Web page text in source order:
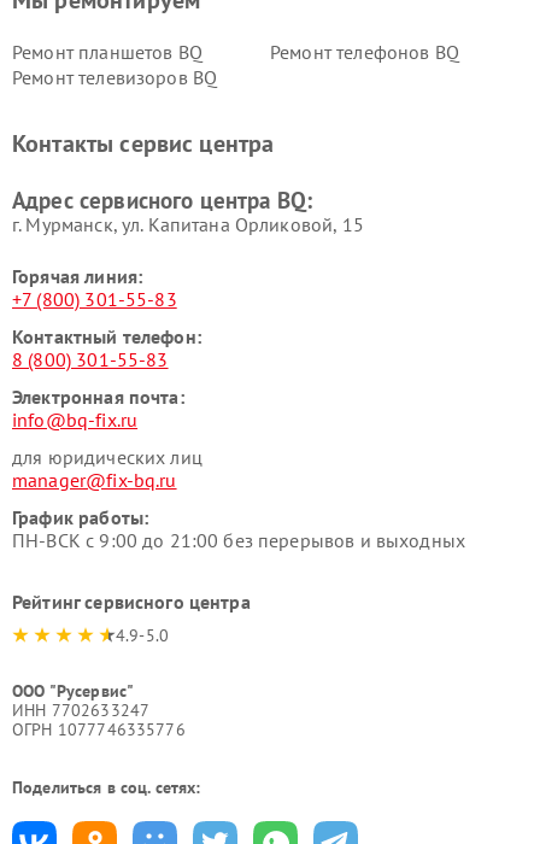
Ремонт планшетов BQ
Ремонт телефонов BQ
Ремонт телевизоров BQ
Контакты сервис центра
Адрес сервисного центра BQ:
г. Мурманск, ул. Капитана Орликовой, 15
Горячая линия:
+7 (800) 301-55-83
Контактный телефон:
8 (800) 301-55-83
Электронная почта:
info@bq-fix.ru
для юридических лиц
manager@fix-bq.ru
График работы:
ПН-ВСК с 9:00 до 21:00 без перерывов и выходных
Рейтинг сервисного центра
4.9-5.0
ООО "Русервис"
ИНН 7702633247
ОГРН 1077746335776
Поделиться в соц. сетях: